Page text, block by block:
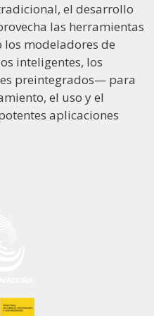
el desarrollo
las herramientas
modeladores de
inteligentes, los
preintegrados— para
el uso y el
aplicaciones